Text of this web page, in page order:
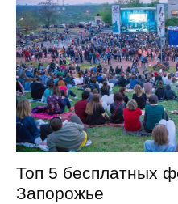
Топ 5 бесплатных
Запорожье